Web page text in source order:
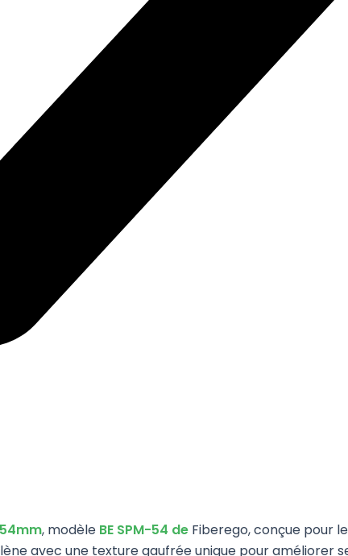
, modèle BE SPM-54 de Fiberego, conçue pour
avec une texture gaufrée unique pour améliorer